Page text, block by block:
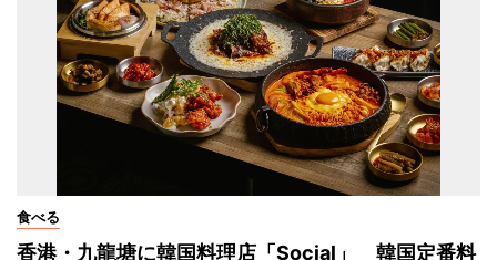
食べる
香港・九龍塘に韓国料理店「Social」 韓国定番料